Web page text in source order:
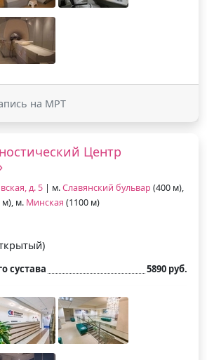
на МРТ
Центр
д. 5 | м.Славянский бульвар (400 м),
м), м. Минская (1100 м)
сустава 5890 руб.